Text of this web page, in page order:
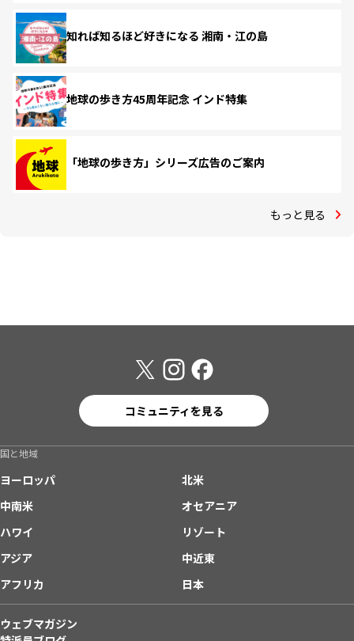
知れば知るほど好きになる 湘南・江の島
地球の歩き方45周年記念 インド特集
「地球の歩き方」シリーズ広告のご案内
もっと見る
コミュニティを見る
国と地域
ヨーロッパ
北米
中南米
オセアニア
ハワイ
リゾート
アジア
中近東
アフリカ
日本
ウェブマガジン